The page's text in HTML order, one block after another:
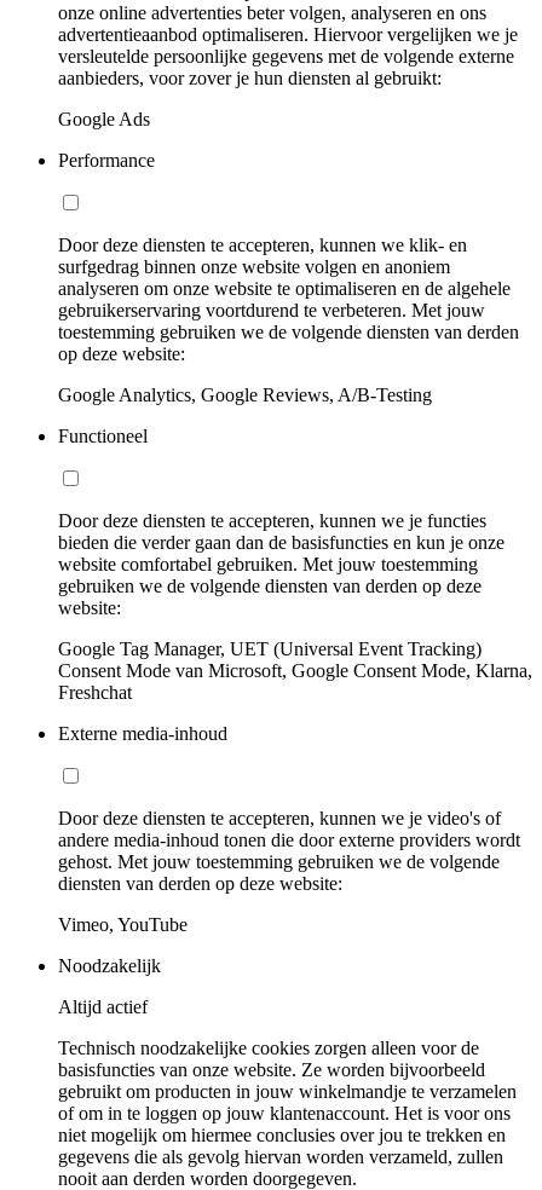
onze online advertenties beter volgen, analyseren en ons
advertentieaanbod optimaliseren. Hiervoor vergelijken we je
versleutelde persoonlijke gegevens met de volgende externe
aanbieders, voor zover je hun diensten al gebruikt:
Google Ads
Performance
Door deze diensten te accepteren, kunnen we klik- en
surfgedrag binnen onze website volgen en anoniem
analyseren om onze website te optimaliseren en de algehele
gebruikerservaring voortdurend te verbeteren. Met jouw
toestemming gebruiken we de volgende diensten van derden
op deze website:
Google Analytics, Google Reviews, A/B-Testing
Functioneel
Door deze diensten te accepteren, kunnen we je functies
bieden die verder gaan dan de basisfuncties en kun je onze
website comfortabel gebruiken. Met jouw toestemming
gebruiken we de volgende diensten van derden op deze
website:
Google Tag Manager, UET (Universal Event Tracking)
Consent Mode van Microsoft, Google Consent Mode, Klarna,
Freshchat
Externe media-inhoud
Door deze diensten te accepteren, kunnen we je video's of
andere media-inhoud tonen die door externe providers wordt
gehost. Met jouw toestemming gebruiken we de volgende
diensten van derden op deze website:
Vimeo, YouTube
Noodzakelijk
Altijd actief
Technisch noodzakelijke cookies zorgen alleen voor de
basisfuncties van onze website. Ze worden bijvoorbeeld
gebruikt om producten in jouw winkelmandje te verzamelen
of om in te loggen op jouw klantenaccount. Het is voor ons
niet mogelijk om hiermee conclusies over jou te trekken en
gegevens die als gevolg hiervan worden verzameld, zullen
nooit aan derden worden doorgegeven.